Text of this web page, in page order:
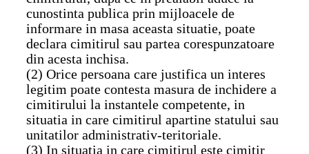
cunostinta publica prin mijloacele de
informare in masa aceasta situatie, poate
declara cimitirul sau partea corespunzatoare
din acesta inchisa.
(2) Orice persoana care justifica un interes
legitim poate contesta masura de inchidere a
cimitirului la instantele competente, in
situatia in care cimitirul apartine statului sau
unitatilor administrativ-teritoriale.
(3) In situatia in care cimitirul este cimitir